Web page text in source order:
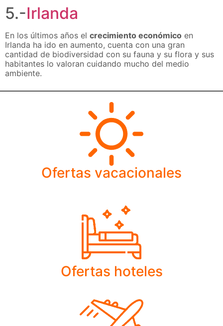
5.-Irlanda
En los últimos años el crecimiento económico en
Irlanda ha ido en aumento, cuenta con una gran
cantidad de biodiversidad con su fauna y su flora y sus
habitantes lo valoran cuidando mucho del medio
ambiente.
Ofertas vacacionales
Ofertas hoteles